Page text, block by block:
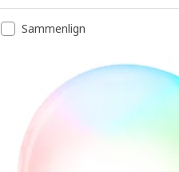
Sammenlign